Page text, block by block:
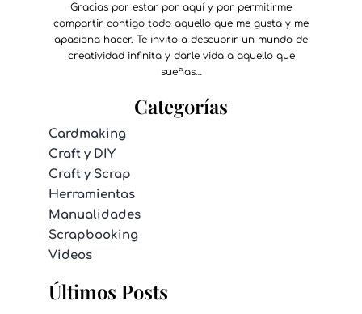
Gracias por estar por aquí y por permitirme
compartir contigo todo aquello que me gusta y me
apasiona hacer. Te invito a descubrir un mundo de
creatividad infinita y darle vida a aquello que
sueñas…
Categorías
Cardmaking
Craft y DIY
Craft y Scrap
Herramientas
Manualidades
Scrapbooking
Videos
Últimos Posts